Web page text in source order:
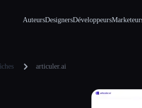
AuteursDesignersDéveloppeurs
articuler.ai